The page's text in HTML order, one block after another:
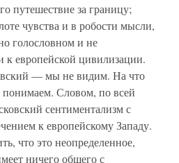
путешествие за границу;
чувства и в робости мысли,
голословном и не
к европейской цивилизации.
— мы не видим. На что
Словом, по всей
сентиментализм с
к европейскому Западу.
что это неопределенное,
ничего общего с